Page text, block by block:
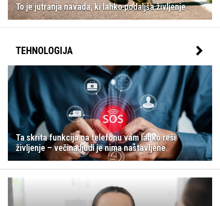
To je jutranja navada, ki lahko podaljša življenje
TEHNOLOGIJA
Ta skrita funkcija na telefonu vam lahko reši
življenje – večina ljudi je nima nastavljene